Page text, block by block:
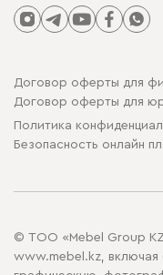
Договор оферты для
Договор оферты для
Политика
Безопасность онлайн
© ТОО «Mebel Group
www.mebel.kz, включая